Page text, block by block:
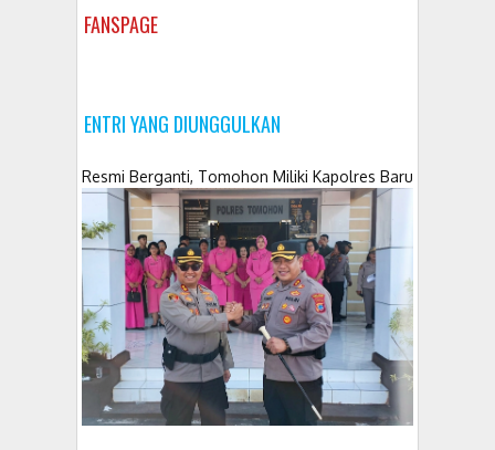
FANSPAGE
ENTRI YANG DIUNGGULKAN
Resmi Berganti, Tomohon Miliki Kapolres Baru